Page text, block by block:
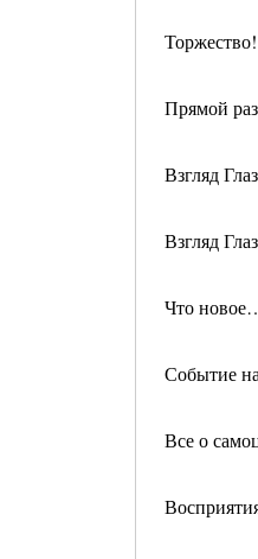
Прямой
Взгляд
Взгляд
Что
Событие
Все о